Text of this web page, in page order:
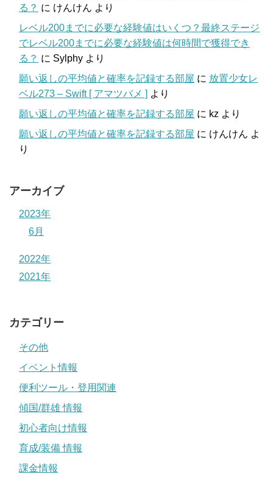
る？ に けんけん より
レベル200までに必要な経験値はいくつ？最終ステージ
でレベル200までに必要な経験値は何時間で獲得でき
る？ に Sylphy より
願い返しの平均値と確率を記録する部屋 に 放置少女レ
ベル273 – Swift [ アマツバメ ] より
願い返しの平均値と確率を記録する部屋 に kz より
願い返しの平均値と確率を記録する部屋 に けんけん よ
り
アーカイブ
2023年
6月
2022年
2021年
カテゴリー
その他
イベント情報
便利ツール・登用関連
傾国/群雄 情報
初心者向け情報
育成/装備 情報
課金情報